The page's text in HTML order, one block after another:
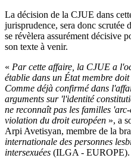
La décision de la CJUE dans
jurisprudence, sera donc scrutée
se révèlera assurément décisive
son texte à venir.
« Par cette affaire, la CJUE a
établie dans un État membre
Comme déjà confirmé dans
arguments sur 'l'identité
ne reconnaît pas les familles
violation du droit européen », a
Arpi Avetisyan, membre de la
internationale des personnes
intersexuées (ILGA - EUROPE).